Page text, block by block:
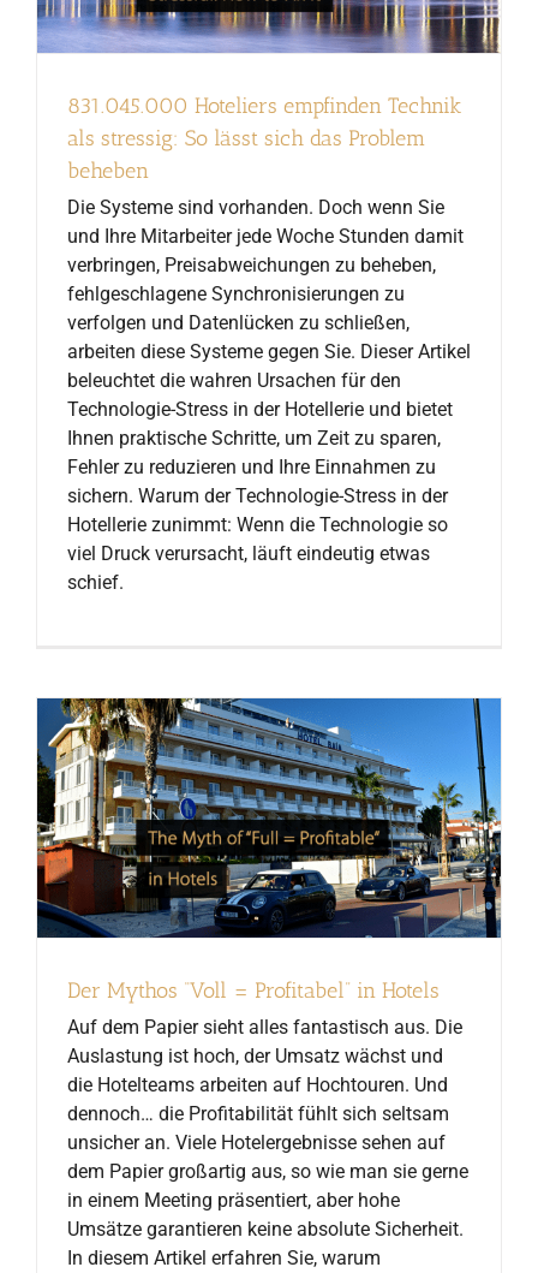
831.045.000 Hoteliers empfinden Technik
als stressig: So lässt sich das Problem
beheben
Die Systeme sind vorhanden. Doch wenn Sie
und Ihre Mitarbeiter jede Woche Stunden damit
verbringen, Preisabweichungen zu beheben,
fehlgeschlagene Synchronisierungen zu
verfolgen und Datenlücken zu schließen,
arbeiten diese Systeme gegen Sie. Dieser Artikel
beleuchtet die wahren Ursachen für den
Technologie-Stress in der Hotellerie und bietet
Ihnen praktische Schritte, um Zeit zu sparen,
Fehler zu reduzieren und Ihre Einnahmen zu
sichern. Warum der Technologie-Stress in der
Hotellerie zunimmt: Wenn die Technologie so
viel Druck verursacht, läuft eindeutig etwas
schief.
Der Mythos “Voll = Profitabel” in Hotels
Auf dem Papier sieht alles fantastisch aus. Die
Auslastung ist hoch, der Umsatz wächst und
die Hotelteams arbeiten auf Hochtouren. Und
dennoch… die Profitabilität fühlt sich seltsam
unsicher an. Viele Hotelergebnisse sehen auf
dem Papier großartig aus, so wie man sie gerne
in einem Meeting präsentiert, aber hohe
Umsätze garantieren keine absolute Sicherheit.
In diesem Artikel erfahren Sie, warum